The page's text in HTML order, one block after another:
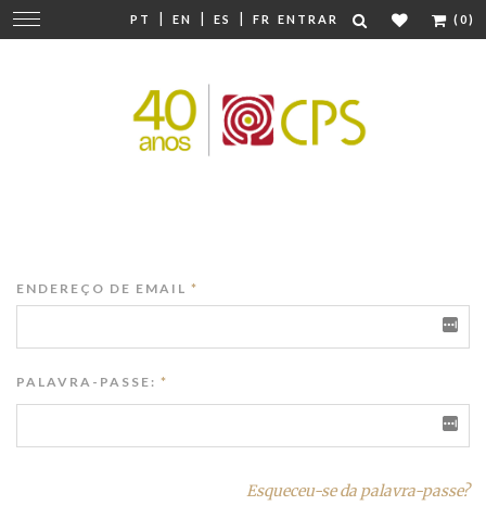
PT | EN | ES | FR ENTRAR (0)
Mudar
navegação
ENDEREÇO DE EMAIL *
PALAVRA-PASSE: *
Esqueceu-se da palavra-passe?